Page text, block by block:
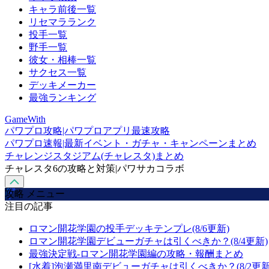
キャラ前後一覧
リセマラランク
投手一覧
野手一覧
彼女・相棒一覧
サクセス一覧
デッキメーカー
最強ランキング
GameWith
パワプロ攻略|パワプロアプリ最速攻略
パワプロ速報|最新イベント・ガチャ・キャンペーンまとめ
チャレンジスタジアム(チャレスタ)まとめ
チャレスタ6の攻略と対策|パワサカコラボ
攻略 メニュー
注目の記事
ロマン開花学園の投手デッキテンプレ(8/6更新)
ロマン開花学園デビューガチャは引くべきか？(8/4更新)
最強決定戦-ロマン開花学園編の攻略・報酬まとめ
[水着]泡瀬満里南デビューガチャは引くべきか？(8/2更